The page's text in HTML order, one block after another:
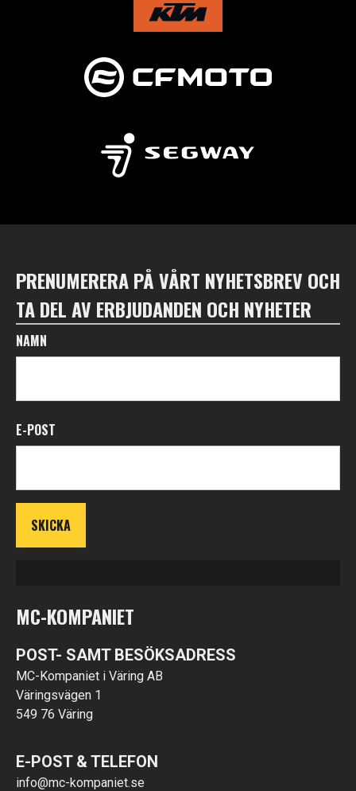
PRENUMERERA PÅ VÅRT NYHETSBREV OCH
TA DEL AV ERBJUDANDEN OCH NYHETER
NAMN
E-POST
MC-KOMPANIET
POST- SAMT BESÖKSADRESS
MC-Kompaniet i Väring AB
Väringsvägen 1
549 76 Väring
E-POST & TELEFON
info@mc-kompaniet.se